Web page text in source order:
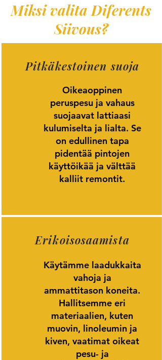
Miksi valita Diferents
Siivous?
Pitkäkestoinen suoja
Oikeaoppinen
peruspesu ja vahaus
suojaavat lattiaasi
kulumiselta ja lialta. Se
on edullinen tapa
pidentää pintojen
käyttöikää ja välttää
kalliit remontit.
Erikoisosaamista
Käytämme laadukkaita
vahoja ja
ammattitason koneita.
Hallitsemme eri
materiaalien, kuten
muovin, linoleumin ja
kiven, vaatimat oikeat
pesu- ja